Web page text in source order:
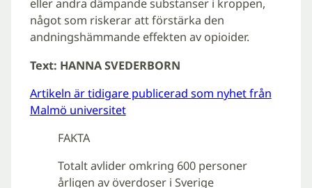
eller andra dämpande substanser i kroppen,
något som riskerar att förstärka den
andningshämmande effekten av opioider.
Text: HANNA SVEDERBORN
Artikeln är tidigare publicerad som nyhet från
Malmö universitet
FAKTA
Totalt avlider omkring 600 personer
årligen av överdoser i Sverige